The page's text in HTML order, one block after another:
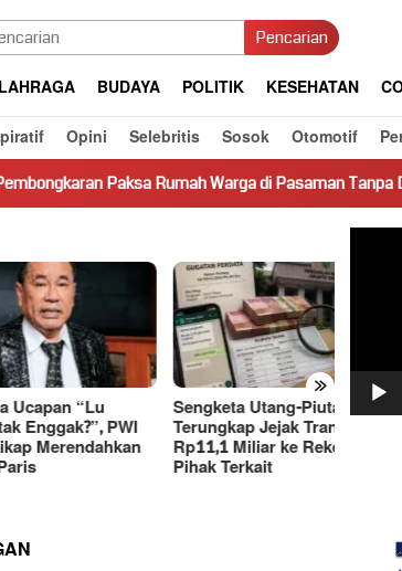
Pencarian
BUDAYA POLITIK KESEHATAN
Opini Selebritis Sosok Otomotif
Rumah Warga di Pasaman Tanpa Dasar Hukum
»
“Lu
PWI
Sengketa Utang-Piutang,
Terungkap Jejak Transaksi
Rp11,1 Miliar ke Rekening
Pihak Terkait